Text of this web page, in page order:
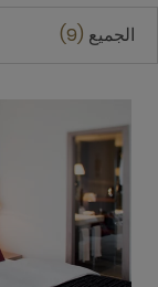
الجميع 9